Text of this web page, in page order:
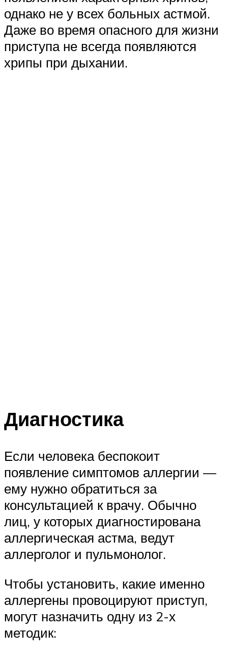
однако не у всех больных астмой.
Даже во время опасного для жизни
приступа не всегда появляются
хрипы при дыхании.
Диагностика
Если человека беспокоит
появление симптомов аллергии —
ему нужно обратиться за
консультацией к врачу. Обычно
лиц, у которых диагностирована
аллергическая астма, ведут
аллерголог и пульмонолог.
Чтобы установить, какие именно
аллергены провоцируют приступ,
могут назначить одну из 2-х
методик: